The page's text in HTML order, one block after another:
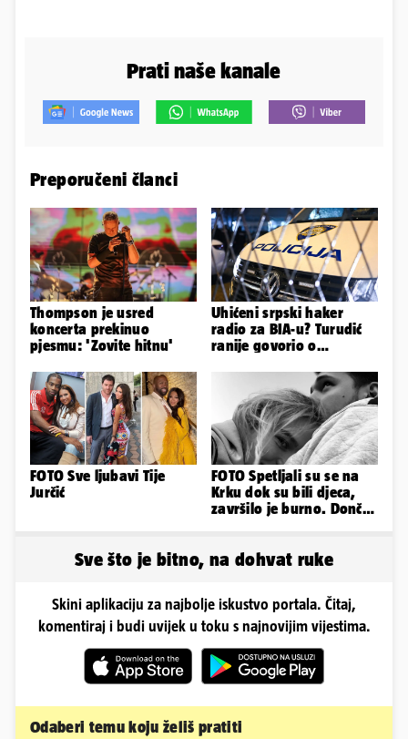
Prati naše kanale
Preporučeni članci
Thompson je usred
koncerta prekinuo
pjesmu: 'Zovite hitnu'
Uhićeni srpski haker
radio za BIA-u? Turudić
ranije govorio o
FOTO Sve ljubavi Tije
Jurčić
FOTO Spetljali su se na
Krku dok su bili djeca,
završilo je burno. Dončić
Sve što je bitno, na dohvat ruke
Skini aplikaciju za najbolje iskustvo portala. Čitaj,
komentiraj i budi uvijek u toku s najnovijim vijestima.
Odaberi temu koju želiš pratiti